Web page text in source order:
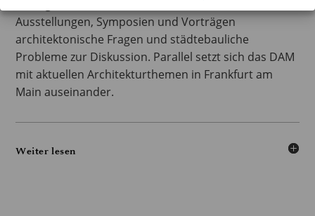
Ausstellungen, Symposien und Vorträgen
architektonische Fragen und städtebauliche
Probleme zur Diskussion. Parallel setzt sich das DAM
mit aktuellen Architekturthemen in Frankfurt am
Main auseinander.
Weiter lesen